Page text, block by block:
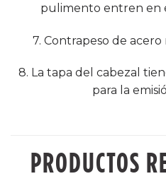
pulimento entren en
7. Contrapeso de
8. La tapa del cabezal
para la
PRODUCTOS